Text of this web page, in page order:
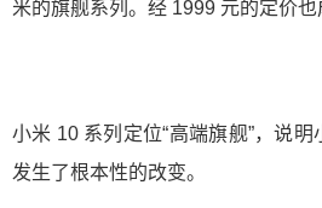
米的旗舰系列。经 1999 元的定价也
小米 10 系列定位“高端旗舰”，说
发生了根本性的改变。